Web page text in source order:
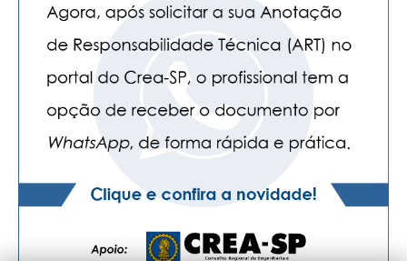
PLATAFORMAS GRATUITAS
BENEFÍCIOS
APOSENTADORIA
CONVÊNIOS
PLANO DE SAÚDE